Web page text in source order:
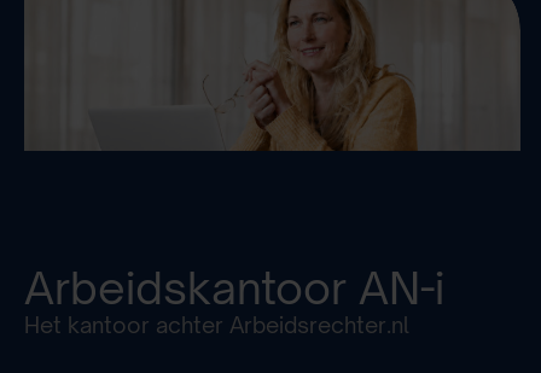
Arbeidskantoor AN-i
Het kantoor achter Arbeidsrechter.nl